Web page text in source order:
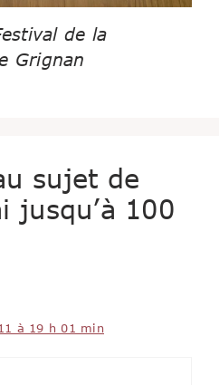
de la
Grignan
sujet de
jusqu’à 100
à 19 h 01 min